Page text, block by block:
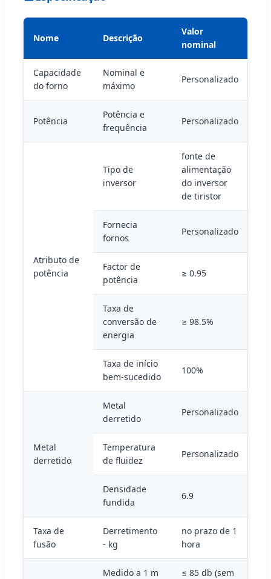
Nome Descrição
Valor
nominal
Capacidade
do forno
Nominal e
máximo
Personalizado
Potência
Potência e
frequência
Personalizado
Atributo de
potência
Tipo de
inversor
fonte de
alimentação
do inversor
de tiristor
Fornecia
fornos
Personalizado
Factor de
potência
≥ 0.95
Taxa de
conversão de
energia
≥ 98.5%
Taxa de início
bem-sucedido
100%
Metal
derretido
Metal
derretido
Personalizado
Temperatura
de fluidez
Personalizado
Densidade
fundida
6.9
Taxa de
fusão
Derretimento
- kg
no prazo de 1
hora
Medido a 1 m
≤ 85 db (sem